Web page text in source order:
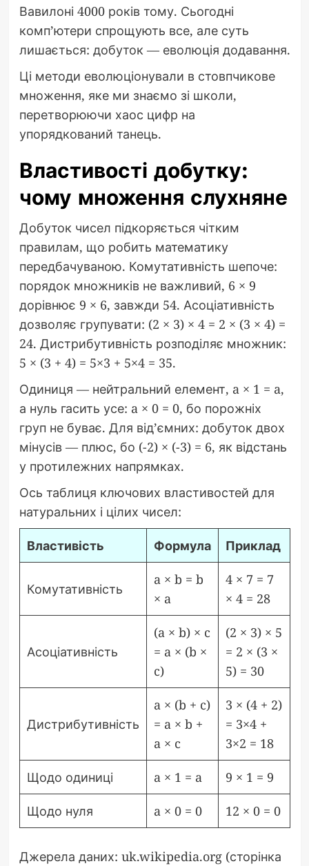
Вавилоні 4000 років тому. Сьогодні
комп’ютери спрощують все, але суть
лишається: добуток — еволюція додавання.
Ці методи еволюціонували в стовпчикове
множення, яке ми знаємо зі школи,
перетворюючи хаос цифр на
упорядкований танець.
Властивості добутку:
чому множення слухняне
Добуток чисел підкоряється чітким
правилам, що робить математику
передбачуваною. Комутативність шепоче:
порядок множників не важливий, 6 × 9
дорівнює 9 × 6, завжди 54. Асоціативність
дозволяє групувати: (2 × 3) × 4 = 2 × (3 × 4) =
24. Дистрибутивність розподіляє множник:
5 × (3 + 4) = 5×3 + 5×4 = 35.
Одиниця — нейтральний елемент, a × 1 = a,
а нуль гасить усе: a × 0 = 0, бо порожніх
груп не буває. Для від’ємних: добуток двох
мінусів — плюс, бо (-2) × (-3) = 6, як відстань
у протилежних напрямках.
Ось таблиця ключових властивостей для
натуральних і цілих чисел:
Властивість Формула Приклад
Комутативність
a × b = b
× a
4 × 7 = 7
× 4 = 28
Асоціативність
(a × b) × c
= a × (b ×
c)
(2 × 3) × 5
= 2 × (3 ×
5) = 30
Дистрибутивність
a × (b + c)
= a × b +
a × c
3 × (4 + 2)
= 3×4 +
3×2 = 18
Щодо одиниці a × 1 = a 9 × 1 = 9
Щодо нуля a × 0 = 0 12 × 0 = 0
Джерела даних: uk.wikipedia.org (сторінка